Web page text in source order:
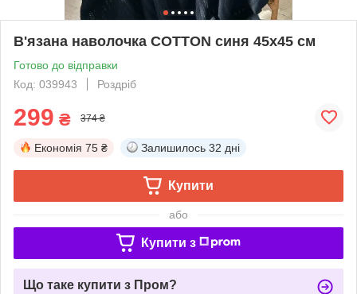
В'язана наволочка COTTON синя 45х45 см
Готово до відправки
Код: 039943
Роздріб
299 ₴ 374 ₴
Економія 75 ₴ Залишилось 32 дні
Купити
або
Купити з
Що таке купити з Пром?